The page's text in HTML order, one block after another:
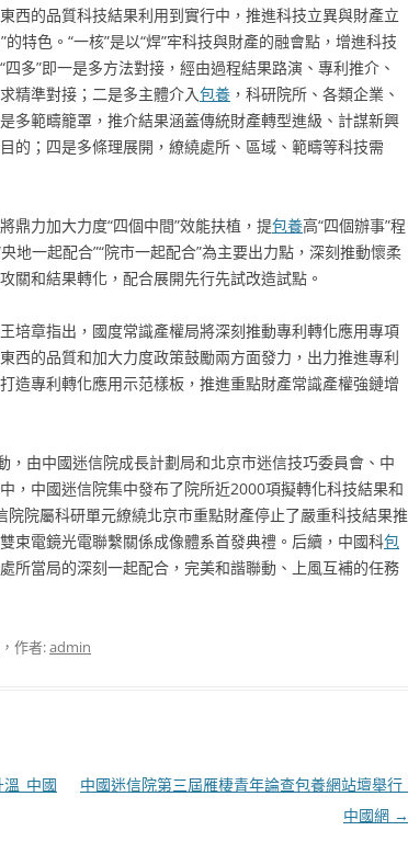
西的品質科技結果利用到實行中，推進科技立異與財產立
特色。“一核”是以“焊”牢科技與財產的融會點，增進科技
多”即一是多方法對接，經由過程結果路演、專利推介、
精準對接；二是多主體介入包養 ，科研院所、各類企業、
多範疇籠罩，推介結果涵蓋傳統財產轉型進級、計謀新興
的；四是多條理展開，繚繞處所、區域、範疇等科技需
鼎力加大力度“四個中間”效能扶植，提包養高“四個辦事”程
地一起配合”“院市一起配合”為主要出力點，深刻推動懷柔
關和結果轉化，配合展開先行先試改造試點。
培章指出，國度常識產權局將深刻推動專利轉化應用專項
西的品質和加大力度政策鼓勵兩方面發力，出力推進專利
造專利轉化應用示范樣板，推進重點財產常識產權強鏈增
，由中國迷信院成長計劃局和北京市迷信技巧委員會、中
，中國迷信院集中發布了院所近2000項擬轉化科技結果和
院屬科研單元繚繞北京市重點財產停止了嚴重科技結果推
束電鏡光電聯繫關係成像體系首發典禮。后續，中國科包
所當局的深刻一起配合，完美和諧聯動、上風互補的任務
，作者:admin
_中國
中國迷信院第三屆雁棲青年論查包養網站壇舉行_
中國網 →